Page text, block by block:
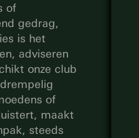
of
gedrag,
is het
adviseren
onze club
of
maakt
steeds